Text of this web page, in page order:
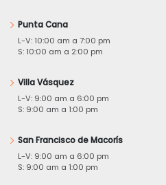
Punta Cana
L-V: 10:00 am a 7:00 pm
S: 10:00 am a 2:00 pm
Villa Vásquez
L-V: 9:00 am a 6:00 pm
S: 9:00 am a 1:00 pm
San Francisco de Macorís
L-V: 9:00 am a 6:00 pm
S: 9:00 am a 1:00 pm